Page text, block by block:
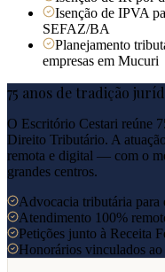
Isenção de IPVA
SEFAZ/BA
Planejamento
empresas em Mucuri
75 anos de tradição
O Escritório Cestari reúne
Direito Tributário. A
remota e digital — com o
grandes centros.
Advocacia tributária para
Atendimento 100%
Petições junto à Receita
Honorários vinculados